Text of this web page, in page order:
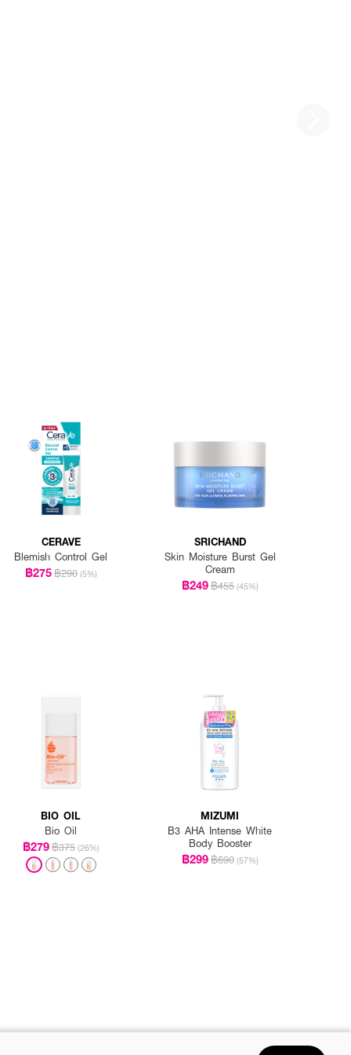
CERAVE
Blemish Control Gel
฿275฿290 (5%)
SRICHAND
Skin Moisture Burst Gel
Cream
฿249฿455 (45%)
BIO OIL
Bio Oil
฿279฿375 (26%)
MIZUMI
B3 AHA Intense White
Body Booster
฿299฿690 (57%)